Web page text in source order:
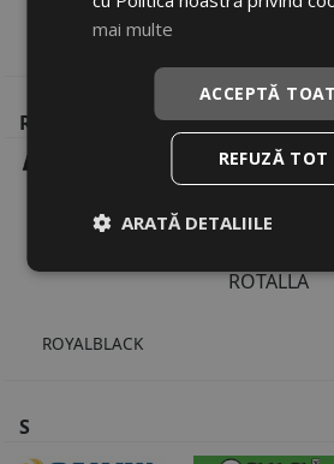
POWERTRAC
R
ROTALLA
ROYALBLACK
S
mai multe
ACCEPTĂ
REFUZĂ TOT
ARATĂ DETALIILE